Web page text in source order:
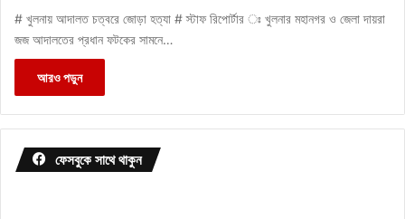
# খুলনায় আদালত চত্বরে জোড়া হত্যা # স্টাফ রিপোর্টার ঃ খুলনার মহানগর ও জেলা দায়রা
জজ আদালতের প্রধান ফটকের সামনে…
আরও পড়ুন
ফেসবুকে সাথে থাকুন